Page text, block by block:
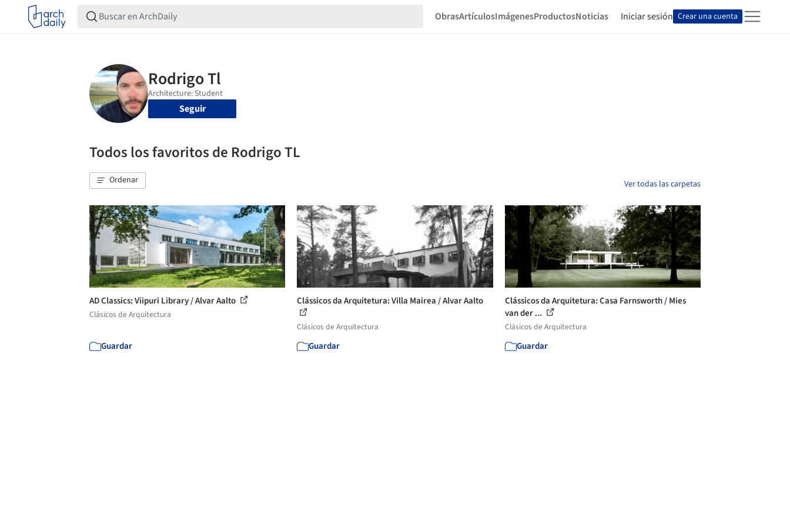
ObrasArtículosImágenesProductosNoticias Iniciar sesión Crear una cuenta
Seguir
Todos los favoritos de Rodrigo TL
Ordenar Ver todas las carpetas
AD Classics: Viipuri Library / Alvar Aalto
Clásicos de Arquitectura
Guardar
Clássicos da Arquitetura: Villa Mairea / Alvar Aalto
Clásicos de Arquitectura
Guardar
Clássicos da Arquitetura: Casa Farnsworth / Mies
van der ...
Clásicos de Arquitectura
Guardar